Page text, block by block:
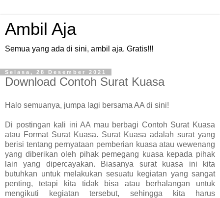
Ambil Aja
Semua yang ada di sini, ambil aja. Gratis!!!
Selasa, 28 Desember 2021
Download Contoh Surat Kuasa
Halo semuanya, jumpa lagi bersama AA di sini!
Di postingan kali ini AA mau berbagi Contoh Surat Kuasa
atau Format Surat Kuasa. Surat Kuasa adalah surat yang
berisi tentang pernyataan pemberian kuasa atau wewenang
yang diberikan oleh pihak pemegang kuasa kepada pihak
lain yang dipercayakan. Biasanya surat kuasa ini kita
butuhkan untuk melakukan sesuatu kegiatan yang sangat
penting, tetapi kita tidak bisa atau berhalangan untuk
mengikuti kegiatan tersebut, sehingga kita harus